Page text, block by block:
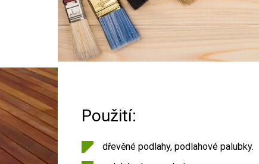
Použití:
dřevěné podlahy, podlahové palubky.